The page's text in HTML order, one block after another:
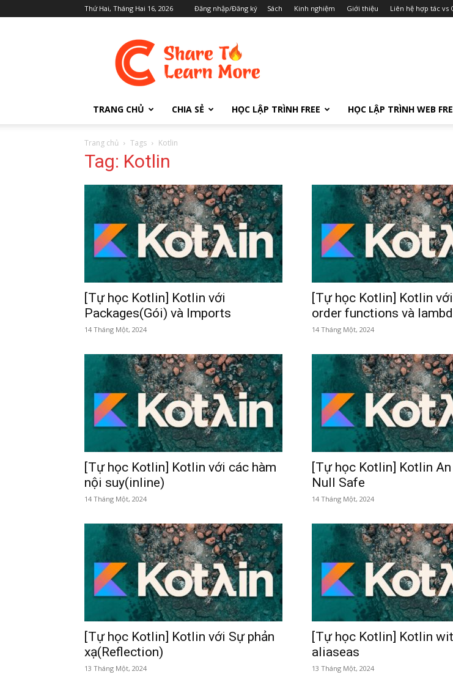
Thứ Hai, Tháng Hai 16, 2026 Đăng nhập/Đăng ký Sách Kinh nghiệm Giới thiệu Liên hệ hợp tác vs
TRANG CHỦ CHIA SẺ HỌC LẬP TRÌNH FREE HỌC LẬP TRÌNH WEB
Trang chủ Tags Kotlin
Tag: Kotlin
[Tự học Kotlin] Kotlin với
Packages(Gói) và Imports
14 Tháng Một, 2024
[Tự học Kotlin] Kotlin
order functions và
14 Tháng Một, 2024
[Tự học Kotlin] Kotlin với các hàm
nội suy(inline)
14 Tháng Một, 2024
[Tự học Kotlin] Kotlin
Null Safe
14 Tháng Một, 2024
[Tự học Kotlin] Kotlin với Sự phản
xạ(Reflection)
13 Tháng Một, 2024
[Tự học Kotlin] Kotlin
aliaseas
13 Tháng Một, 2024